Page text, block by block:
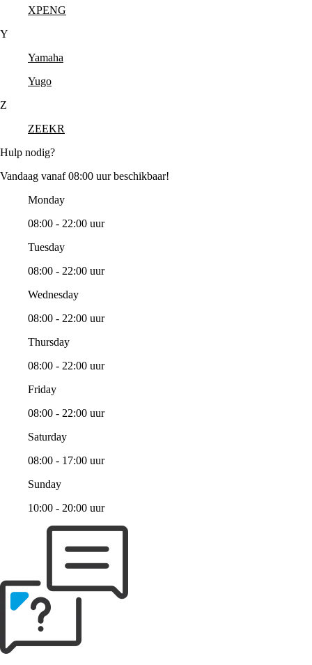
XPENG
Y
Yamaha
Yugo
Z
ZEEKR
Hulp nodig?
Vandaag vanaf 08:00 uur beschikbaar!
Monday
08:00 - 22:00 uur
Tuesday
08:00 - 22:00 uur
Wednesday
08:00 - 22:00 uur
Thursday
08:00 - 22:00 uur
Friday
08:00 - 22:00 uur
Saturday
08:00 - 17:00 uur
Sunday
10:00 - 20:00 uur